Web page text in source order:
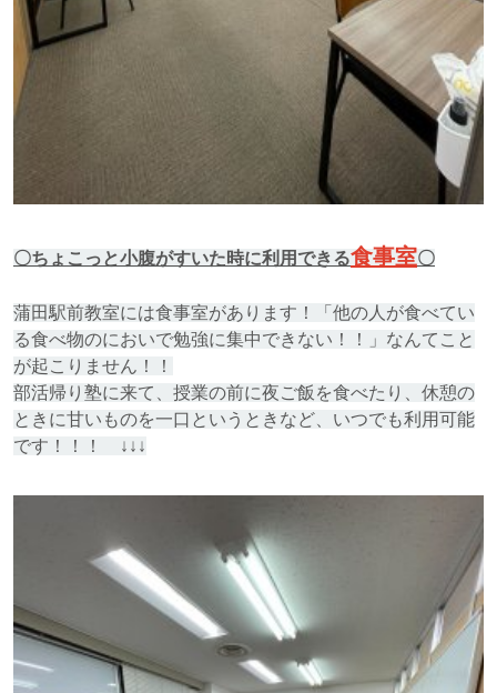
〇ちょこっと小腹がすいた時に利用できる食事室〇
蒲田駅前教室には食事室があります！「他の人が食べてい
る食べ物のにおいで勉強に集中できない！！」なんてこと
が起こりません！！
部活帰り塾に来て、授業の前に夜ご飯を食べたり、休憩の
ときに甘いものを一口というときなど、いつでも利用可能
です！！！ ↓↓↓